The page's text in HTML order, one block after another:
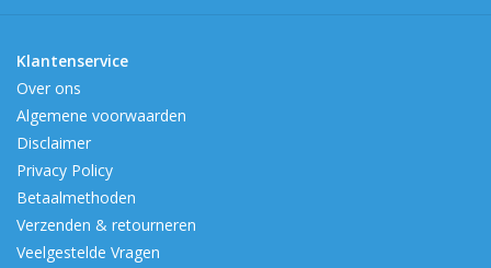
Klantenservice
Over ons
Algemene voorwaarden
Disclaimer
Privacy Policy
Betaalmethoden
Verzenden & retourneren
Veelgestelde Vragen